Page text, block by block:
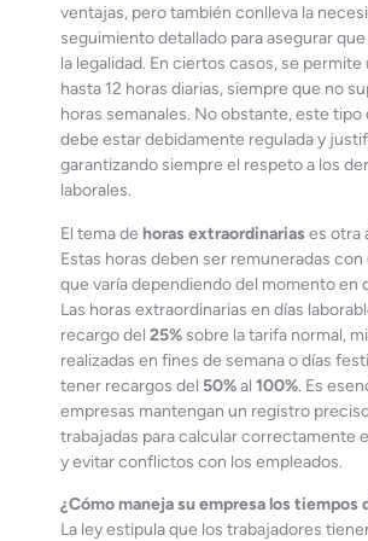
ventajas, pero también conlleva la
seguimiento detallado para asegurar
la legalidad. En ciertos casos, se permite
hasta 12 horas diarias, siempre que no
horas semanales. No obstante, este tipo
debe estar debidamente regulada y
garantizando siempre el respeto a los
laborales.
El tema de horas extraordinarias es otra
Estas horas deben ser remuneradas
que varía dependiendo del momento en
Las horas extraordinarias en días
recargo del 25% sobre la tarifa normal,
realizadas en fines de semana o días
tener recargos del 50%al 100%. Es
empresas mantengan un registro
trabajadas para calcular correctamente
y evitar conflictos con los empleados.
¿Cómo maneja su empresa los tiempos
La ley estipula que los trabajadores